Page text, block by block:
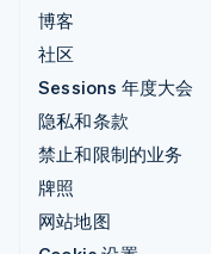
博客
社区
Sessions 年度大会
隐私和条款
禁止和限制的业务
牌照
网站地图